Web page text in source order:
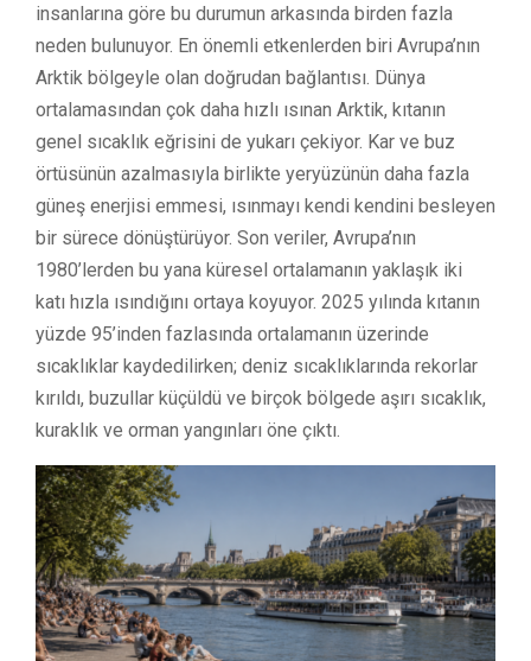
insanlarına göre bu durumun arkasında birden fazla
neden bulunuyor. En önemli etkenlerden biri Avrupa’nın
Arktik bölgeyle olan doğrudan bağlantısı. Dünya
ortalamasından çok daha hızlı ısınan Arktik, kıtanın
genel sıcaklık eğrisini de yukarı çekiyor. Kar ve buz
örtüsünün azalmasıyla birlikte yeryüzünün daha fazla
güneş enerjisi emmesi, ısınmayı kendi kendini besleyen
bir sürece dönüştürüyor. Son veriler, Avrupa’nın
1980’lerden bu yana küresel ortalamanın yaklaşık iki
katı hızla ısındığını ortaya koyuyor. 2025 yılında kıtanın
yüzde 95’inden fazlasında ortalamanın üzerinde
sıcaklıklar kaydedilirken; deniz sıcaklıklarında rekorlar
kırıldı, buzullar küçüldü ve birçok bölgede aşırı sıcaklık,
kuraklık ve orman yangınları öne çıktı.